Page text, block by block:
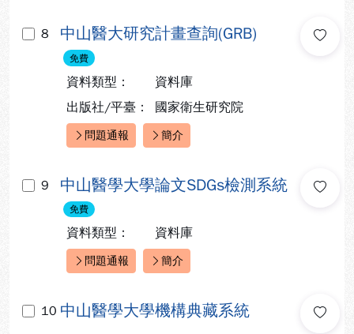
8 中山醫大研究計畫查詢(GRB)
免費
資料類型：
資料庫
出版社/平臺：
國家衛生研究院
快速連結：
問題通報 簡介
9 中山醫學大學論文SDGs檢測系統
免費
資料類型： 資料庫
快速連結：
問題通報 簡介
10 中山醫學大學機構典藏系統